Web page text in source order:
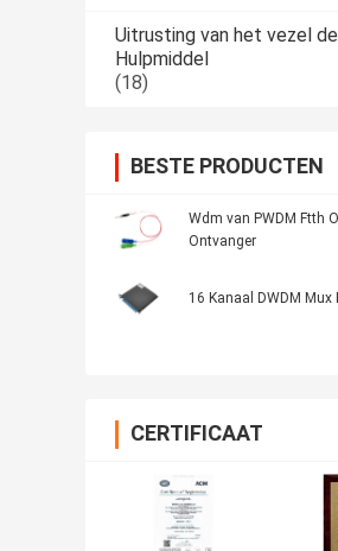
Uitrusting van het vezel
Hulpmiddel
(18)
BESTE PRODUCTEN
Wdm van PWDM Ftth
Ontvanger
16 Kanaal DWDM Mux
CERTIFICAAT